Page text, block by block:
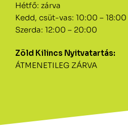
Hétfő: zárva
Kedd, csüt-vas: 10:00 – 18:00
Szerda: 12:00 – 20:00
Zöld Kilincs Nyitvatartás:
ÁTMENETILEG ZÁRVA